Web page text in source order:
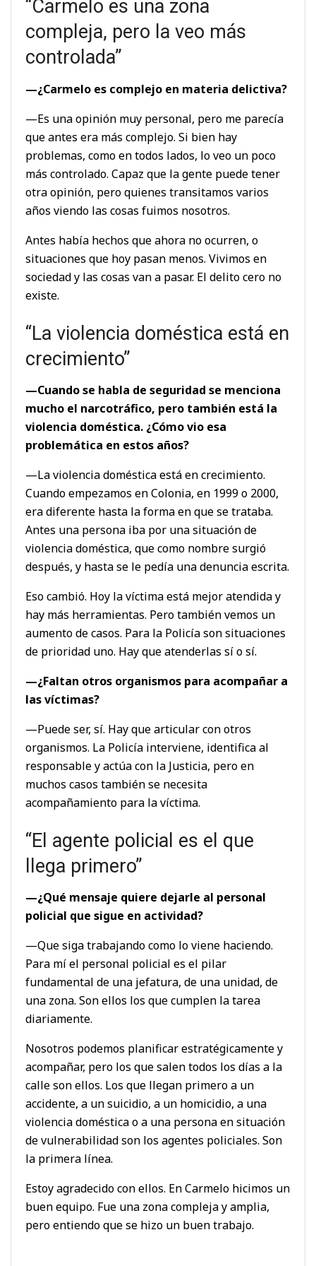
“Carmelo es una zona
compleja, pero la veo más
controlada”
—¿Carmelo es complejo en materia delictiva?
—Es una opinión muy personal, pero me parecía
que antes era más complejo. Si bien hay
problemas, como en todos lados, lo veo un poco
más controlado. Capaz que la gente puede tener
otra opinión, pero quienes transitamos varios
años viendo las cosas fuimos nosotros.
Antes había hechos que ahora no ocurren, o
situaciones que hoy pasan menos. Vivimos en
sociedad y las cosas van a pasar. El delito cero no
existe.
“La violencia doméstica está en
crecimiento”
—Cuando se habla de seguridad se menciona
mucho el narcotráfico, pero también está la
violencia doméstica. ¿Cómo vio esa
problemática en estos años?
—La violencia doméstica está en crecimiento.
Cuando empezamos en Colonia, en 1999 o 2000,
era diferente hasta la forma en que se trataba.
Antes una persona iba por una situación de
violencia doméstica, que como nombre surgió
después, y hasta se le pedía una denuncia escrita.
Eso cambió. Hoy la víctima está mejor atendida y
hay más herramientas. Pero también vemos un
aumento de casos. Para la Policía son situaciones
de prioridad uno. Hay que atenderlas sí o sí.
—¿Faltan otros organismos para acompañar a
las víctimas?
—Puede ser, sí. Hay que articular con otros
organismos. La Policía interviene, identifica al
responsable y actúa con la Justicia, pero en
muchos casos también se necesita
acompañamiento para la víctima.
“El agente policial es el que
llega primero”
—¿Qué mensaje quiere dejarle al personal
policial que sigue en actividad?
—Que siga trabajando como lo viene haciendo.
Para mí el personal policial es el pilar
fundamental de una jefatura, de una unidad, de
una zona. Son ellos los que cumplen la tarea
diariamente.
Nosotros podemos planificar estratégicamente y
acompañar, pero los que salen todos los días a la
calle son ellos. Los que llegan primero a un
accidente, a un suicidio, a un homicidio, a una
violencia doméstica o a una persona en situación
de vulnerabilidad son los agentes policiales. Son
la primera línea.
Estoy agradecido con ellos. En Carmelo hicimos un
buen equipo. Fue una zona compleja y amplia,
pero entiendo que se hizo un buen trabajo.